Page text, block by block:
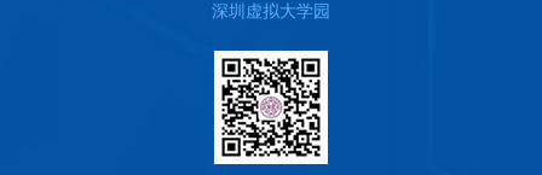
深圳虚拟大学园